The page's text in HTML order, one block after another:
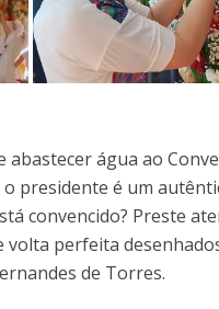
abastecer água ao
presidente é um
convencido? Preste
volta perfeita
de Torres.